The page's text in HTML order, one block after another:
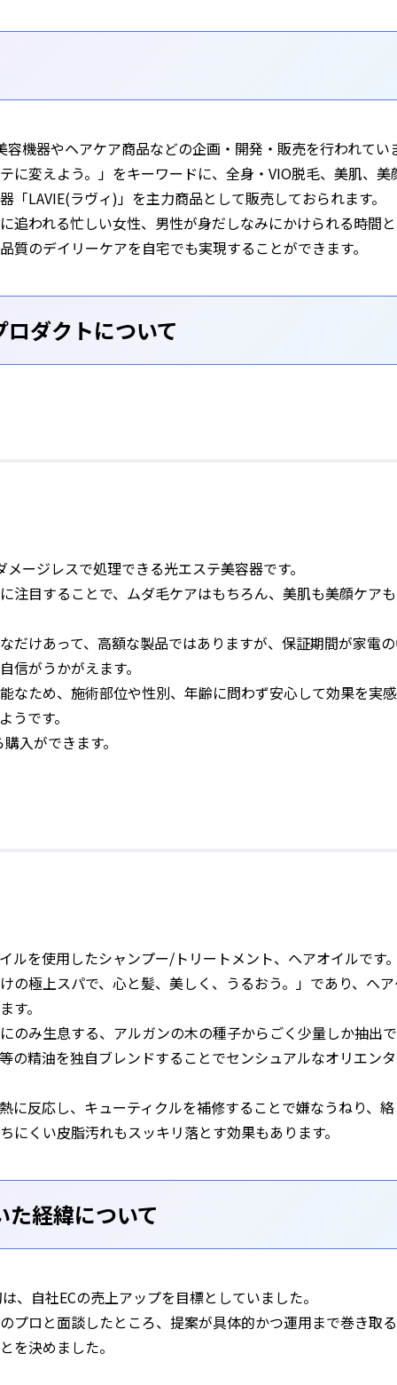
容機器やヘアケア商品などの企画・開発・販売を行われてい
に変えよう。」をキーワードに、全身・VIO脱毛、美肌、
「LAVIE(ラヴィ)」を主力商品として販売しておられます。
追われる忙しい女性、男性が身だしなみにかけられる時間
質のデイリーケアを自宅でも実現することができます。
ダクトについて
ージレスで処理できる光エステ美容器です。
注目することで、ムダ毛ケアはもちろん、美肌も美顔ケア
だけあって、高額な製品ではありますが、保証期間が家電
信がうかがえます。
なため、施術部位や性別、年齢に問わず安心して効果を実
うです。
入ができます。
ルを使用したシャンプー/トリートメント、ヘアオイルです
の極上スパで、心と髪、美しく、うるおう。」であり、ヘ
す。
のみ生息する、アルガンの木の種子からごく少量しか抽出
の精油を独自ブレンドすることでセンシュアルなオリエン
に反応し、キューティクルを補修することで嫌なうねり、
にくい皮脂汚れもスッキリ落とす効果もあります。
経緯について
、自社ECの売上アップを目標としていました。
プロと面談したところ、提案が具体的かつ運用まで巻き取
を決めました。